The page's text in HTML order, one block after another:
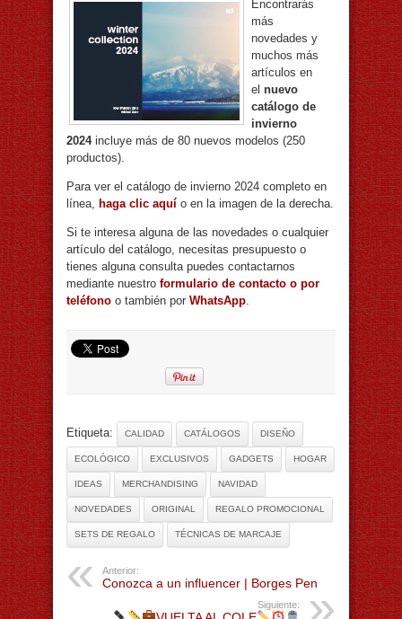
Encontrarás
más
novedades y
muchos más
artículos en
el nuevo
catálogo de
invierno
2024incluye más de 80 nuevos modelos (250
productos).
Para ver el catálogo de invierno 2024 completo en
línea,
haga clic aquí o en la imagen de la derecha.
Si te interesa alguna de las novedades o cualquier
artículo del catálogo, necesitas presupuesto o
tienes alguna consulta puedes contactarnos
mediante nuestro formulario de contacto o por
teléfono o también por WhatsApp
Etiqueta: CALIDAD CATÁLOGOS DISEÑO
ECOLÓGICO EXCLUSIVOS GADGETS HOGAR
IDEAS MERCHANDISING NAVIDAD
NOVEDADES ORIGINAL REGALO PROMOCIONAL
SETS DE REGALO TÉCNICAS DE MARCAJE
Anterior:
Conozca a un influencer | Borges Pen
Siguiente: